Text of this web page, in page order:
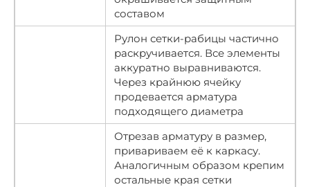
составом
Рулон сетки-рабицы частично
раскручивается. Все элементы
аккуратно выравниваются.
Через крайнюю ячейку
продевается арматура
подходящего диаметра
Отрезав арматуру в размер,
привариваем её к каркасу.
Аналогичным образом крепим
остальные края сетки